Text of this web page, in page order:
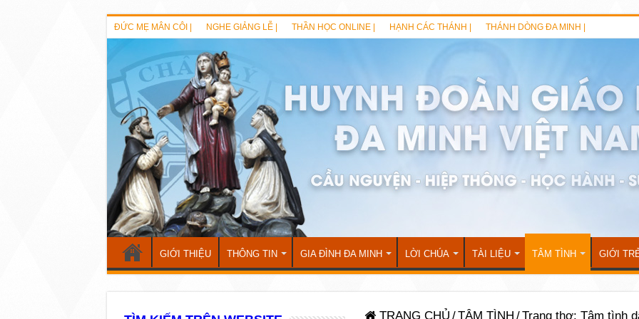
ĐỨC MẸ MÂN CÔI | NGHE GIẢNG LỄ | THẦN HỌC ONLINE | HẠNH CÁC THÁNH | THÁNH DÒNG ĐA MINH |
GIỚI THIỆU THÔNG TIN GIA ĐÌNH ĐA MINH LỜI CHÚA TÀI LIỆU TÂM TÌNH GIỚI
TRANG CHỦ /TÂM TÌNH /Trang thơ: Tâm tình